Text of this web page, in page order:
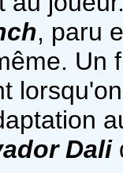
, paru
Un
Dali